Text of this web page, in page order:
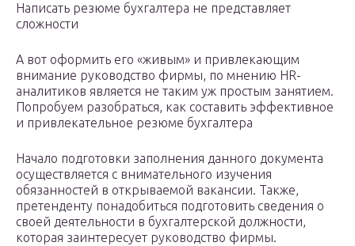
Написать резюме бухгалтера не представляет
сложности
А вот оформить его «живым» и привлекающим
внимание руководство фирмы, по мнению HR-
аналитиков является не таким уж простым занятием.
Попробуем разобраться, как составить эффективное
и привлекательное резюме бухгалтера
Начало подготовки заполнения данного документа
осуществляется с внимательного изучения
обязанностей в открываемой вакансии. Также,
претенденту понадобиться подготовить сведения о
своей деятельности в бухгалтерской должности,
которая заинтересует руководство фирмы.